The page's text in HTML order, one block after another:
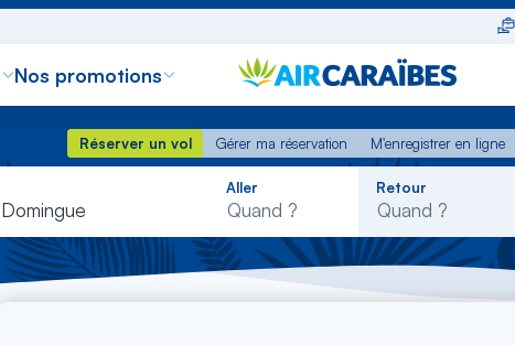
Nos promotions
Réserver un vol Gérer ma réservation M'enregistrer en ligne
Réserver un vol
Gérer ma réservation M'enregistrer en ligne
Rechercher
dans
liste
Aller Retour